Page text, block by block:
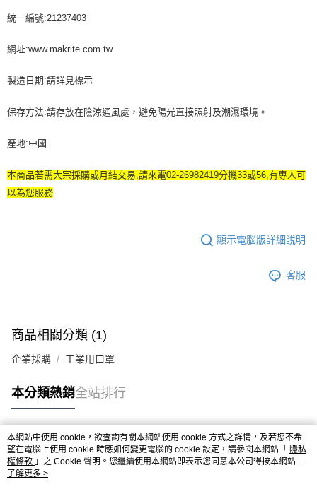
統一編號:21237403
網址:www.makrite.com.tw
製造日期:請詳見標示
保存方法:請存放在陰涼通風處，避免陽光直接照射及潮濕環境。
產地:中國
本商品若需大宗採購或月結交易,請來電02-26982419分機33或56,有專人可
以為您服務
顯示電腦版詳細說明
客服
商品相關分類 (1)
企業採購 工業用口罩
本分類熱銷全站排行
熱門標籤
本網站中使用 cookie，欲查詢有關本網站使用 cookie 方式之詳情，及若您不希
望在電腦上使用 cookie 時應如何變更電腦的 cookie 設定，請參閱本網站「 隱私
權條款 」之 Cookie 聲明。您繼續使用本網站即表示您同意本公司得按本網站使
用條款之 Cookie 聲明使用 cookie。
了解更多 >